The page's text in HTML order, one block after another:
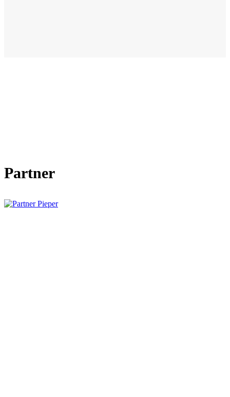
Partner